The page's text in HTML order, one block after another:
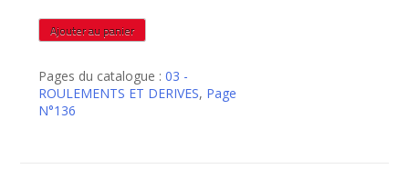
quantité
de
Ajouter au panier
Pages du catalogue :03 -
ROULEMENTS ET DERIVES, Page
N°136